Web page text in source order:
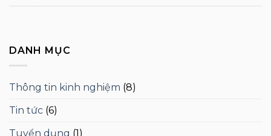
DANH MỤC
Thông tin kinh nghiệm (8)
Tin tức (6)
Tuyển dụng (1)